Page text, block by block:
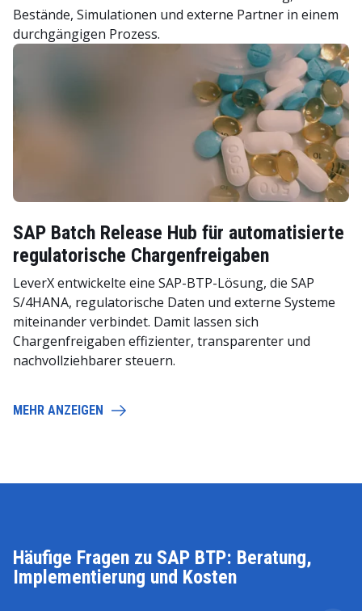
Bestände, Simulationen und externe Partner in einem
durchgängigen Prozess.
SAP Batch Release Hub für automatisierte
regulatorische Chargenfreigaben
LeverX entwickelte eine SAP-BTP-Lösung, die SAP
S/4HANA, regulatorische Daten und externe Systeme
miteinander verbindet. Damit lassen sich
Chargenfreigaben effizienter, transparenter und
nachvollziehbarer steuern.
MEHR ANZEIGEN
Häufige Fragen zu SAP BTP: Beratung,
Implementierung und Kosten